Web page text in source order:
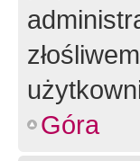
Góra